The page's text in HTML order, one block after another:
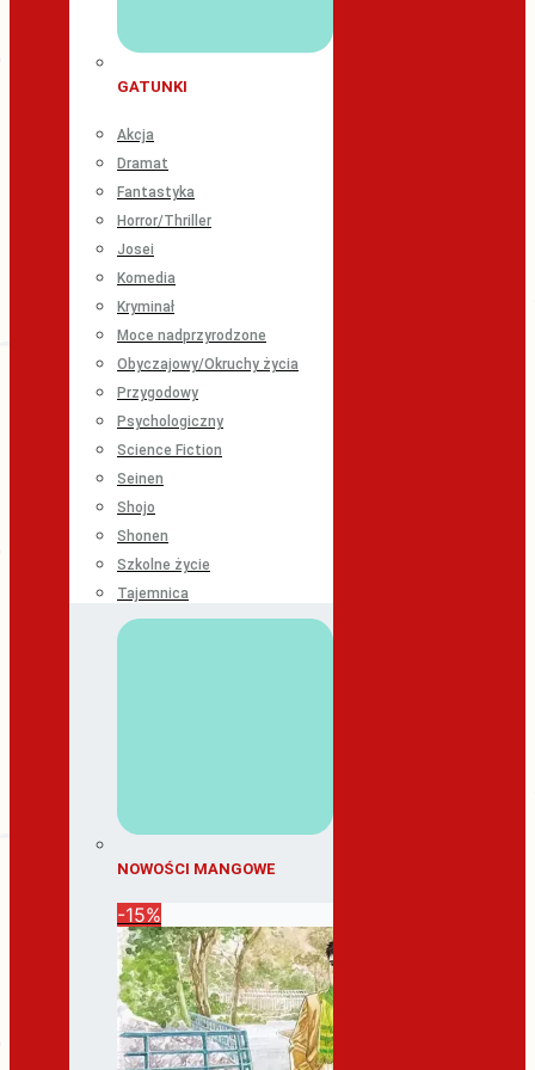
GATUNKI
Akcja
Dramat
Fantastyka
Horror/Thriller
Josei
Komedia
Kryminał
Moce nadprzyrodzone
Obyczajowy/Okruchy życia
Przygodowy
Psychologiczny
Science Fiction
Seinen
Shojo
Shonen
Szkolne życie
Tajemnica
NOWOŚCI MANGOWE
-15%